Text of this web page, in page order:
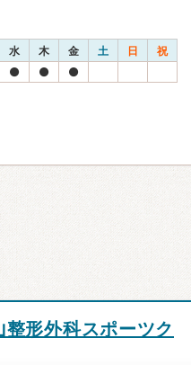
水 木 金 土 日 祝
形外科スポーツク